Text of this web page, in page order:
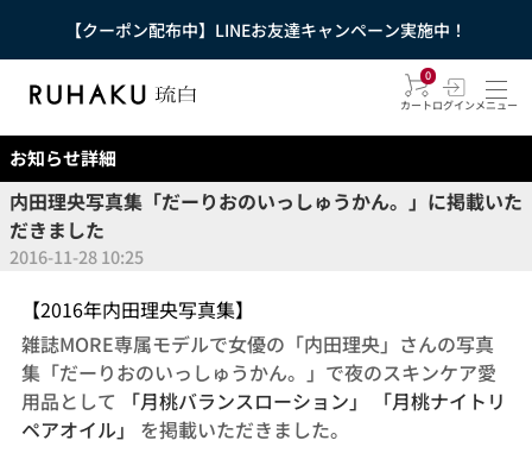
【クーポン配布中】LINEお友達キャンペーン実施中！
0
カートログインメニュー
お知らせ詳細
内田理央写真集「だーりおのいっしゅうかん。」に掲載いた
だきました
2016-11-28 10:25
【2016年内田理央写真集】
雑誌MORE専属モデルで女優の「内田理央」さんの写真
集「だーりおのいっしゅうかん。」で夜のスキンケア愛
用品として
「月桃バランスローション」
「月桃ナイトリ
ペアオイル」
を掲載いただきました。